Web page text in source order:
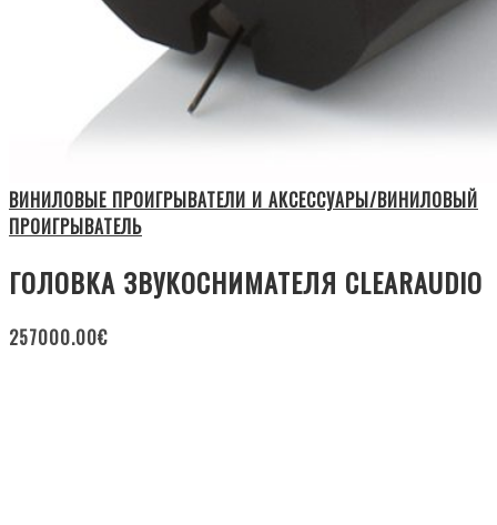
ВИНИЛОВЫЕ ПРОИГРЫВАТЕЛИ И АКСЕССУАРЫ/ВИНИЛОВЫЙ
ПРОИГРЫВАТЕЛЬ
ГОЛОВКА ЗВУКОСНИМАТЕЛЯ CLEARAUDIO
257000.00€